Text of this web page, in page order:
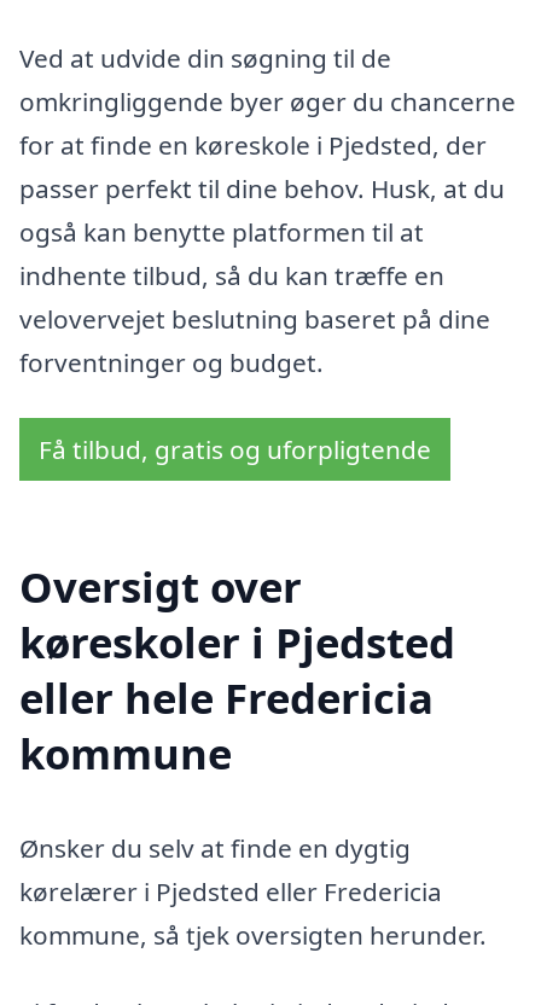
Ved at udvide din søgning til de
omkringliggende byer øger du chancerne
for at finde en køreskole i Pjedsted, der
passer perfekt til dine behov. Husk, at du
også kan benytte platformen til at
indhente tilbud, så du kan træffe en
velovervejet beslutning baseret på dine
forventninger og budget.
Få tilbud, gratis og uforpligtende
Oversigt over
køreskoler i Pjedsted
eller hele Fredericia
kommune
Ønsker du selv at finde en dygtig
kørelærer i Pjedsted eller Fredericia
kommune, så tjek oversigten herunder.